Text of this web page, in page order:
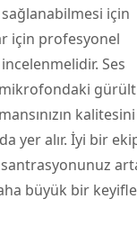
için
için profesyonel
Ses
mikrofondaki
kalitesini
yer alır. İyi bir
büyük bir keyifle